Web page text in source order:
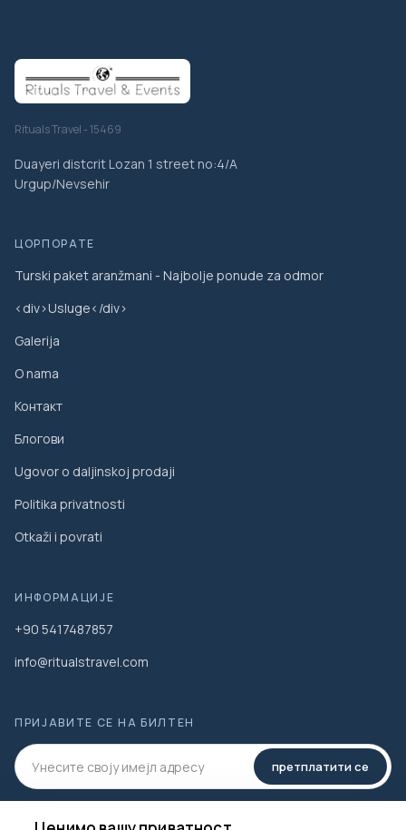
Rituals Travel - 15469
Duayeri distcrit Lozan 1 street no:4/A
Urgup/Nevsehir
ЦОРПОРАТЕ
Turski paket aranžmani - Najbolje ponude za odmor
<div>Usluge</div>
Galerija
O nama
Контакт
Блогови
Ugovor o daljinskoj prodaji
Politika privatnosti
Otkaži i povrati
ИНФОРМАЦИЈЕ
+90 5417487857
info@ritualstravel.com
ПРИЈАВИТЕ СЕ НА БИЛТЕН
претплатити се
ДРУШТВЕНИ МЕДИЈИ